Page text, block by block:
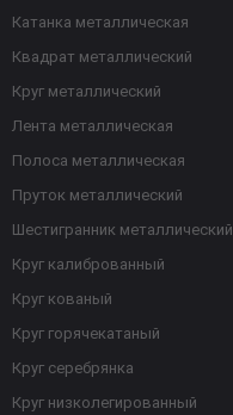
Катанка металлическая
Квадрат металлический
Круг металлический
Лента металлическая
Полоса металлическая
Пруток металлический
Шестигранник металлический
Круг калиброванный
Круг кованый
Круг горячекатаный
Круг серебрянка
Круг низколегированный